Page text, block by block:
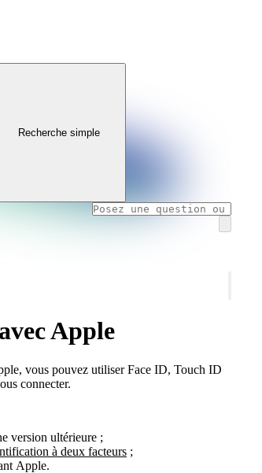
Recherche simple
Apple
vous pouvez utiliser Face ID, Touch ID
connecter.
version ultérieure ;
à deux facteurs ;
Apple.